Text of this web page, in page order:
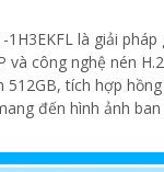
1H3EKFL là giải
và công nghệ nén
512GB, tích hợp
đến hình ảnh